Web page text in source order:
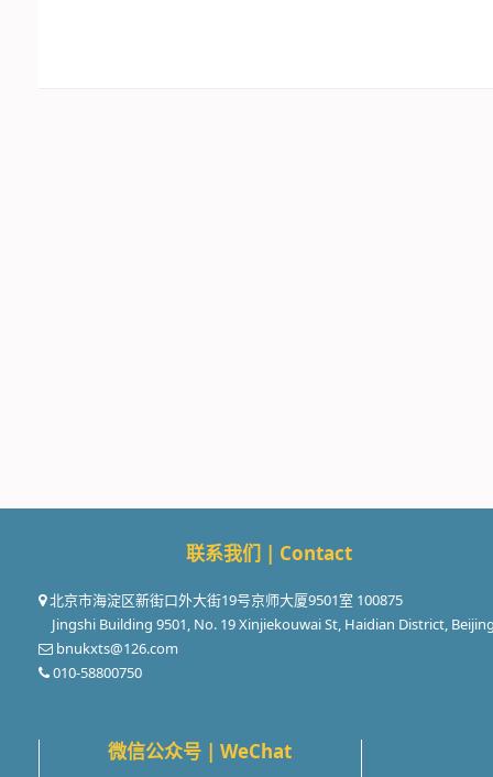
联系我们 | Contact
北京市海淀区新街口外大街19号京师大厦9501室 100875
Jingshi Building 9501, No. 19 Xinjiekouwai St, Haidian District,
bnukxts@126.com
010-58800750
微信公众号 | WeChat